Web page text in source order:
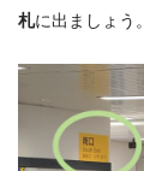
札に出ましょう。